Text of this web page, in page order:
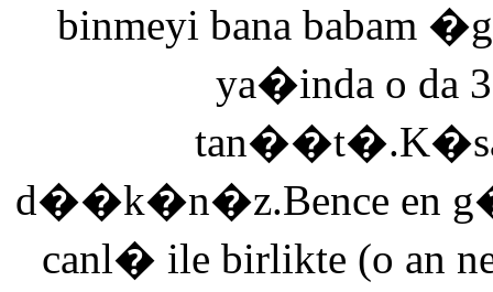
binmeyi bana babam
ya�inda o da
d��k�n�z.Bence en
canl� ile birlikte (o an